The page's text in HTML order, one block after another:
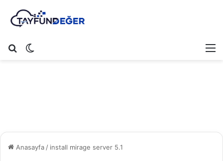
Arama yap ...
Anasayfa/ install mirage server 5.1